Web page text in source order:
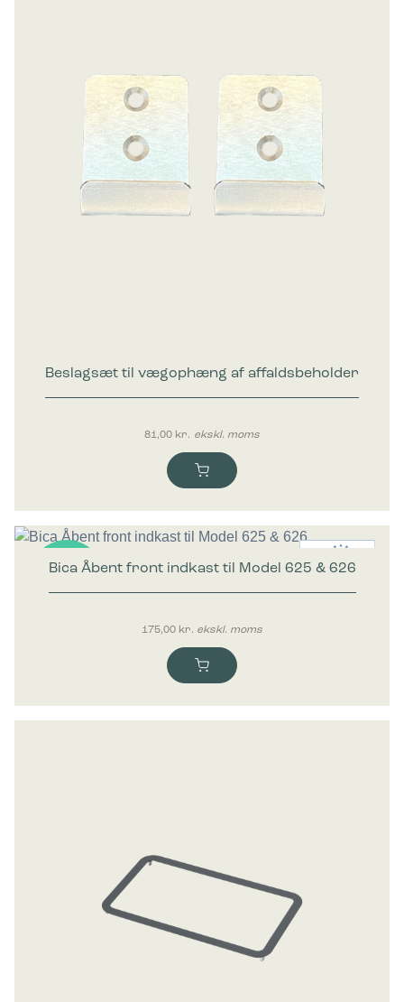
Beslagsæt til vægophæng af affaldsbeholder
81,00 kr. ekskl. moms
Bica Åbent front indkast til Model 625 & 626
175,00 kr. ekskl. moms